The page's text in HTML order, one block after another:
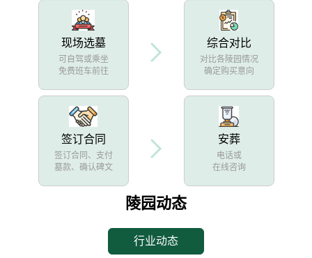
现场选墓
可自驾或乘坐
免费班车前往
综合对比
对比各陵园情况
确定购买意向
签订合同
签订合同、支付
墓款、确认碑文
安葬
电话或
在线咨询
陵园动态
行业动态